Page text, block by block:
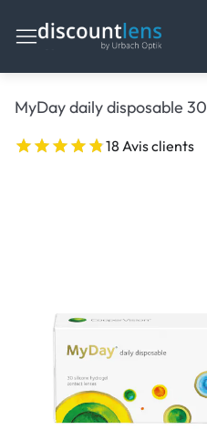
MyDay daily disposable 30
18 Avis clients